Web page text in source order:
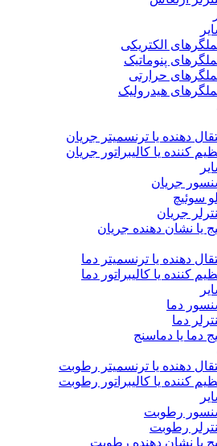
الکتریکی
پنوماتیک
حرارتی
هیدرولیک
دهنده یا ترنسمیتر جریان
کننده یا کالیبراتور جریان
جریان
سوئیچ
جریان
یا نشان دهنده جریان
دهنده یا ترنسمیتر دما
کننده یا کالیبراتور دما
دما
دما
دما یا دماسنج
دهنده یا ترنسمیتر رطوبت
کننده یا کالیبراتور رطوبت
رطوبت
رطوبت
یا نشان دهنده رطوبت